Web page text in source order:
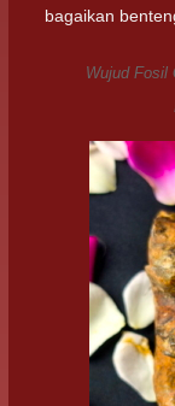
bagaikan
Wujud Fosil